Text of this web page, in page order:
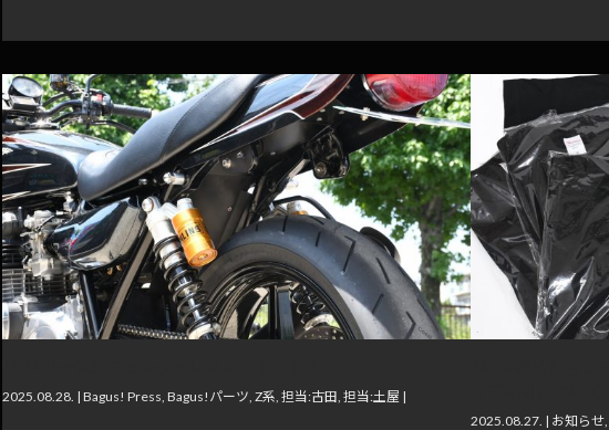
2025.08.28. | Bagus! Press Bagus!パーツ Z系 担当:古田 担当:土屋 |
2025.08.27. | お知らせ,